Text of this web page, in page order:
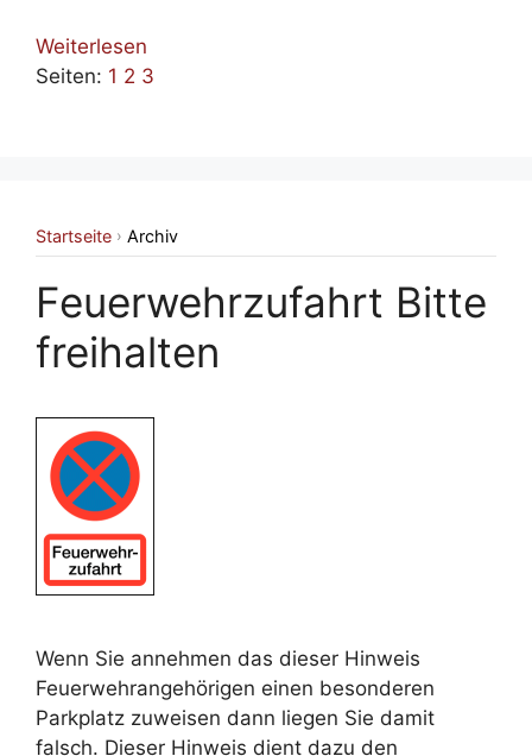
Weiterlesen
Seiten: 1 2 3
Startseite › Archiv
Feuerwehrzufahrt Bitte
freihalten
Wenn Sie annehmen das dieser Hinweis
Feuerwehrangehörigen einen besonderen
Parkplatz zuweisen dann liegen Sie damit
falsch. Dieser Hinweis dient dazu den